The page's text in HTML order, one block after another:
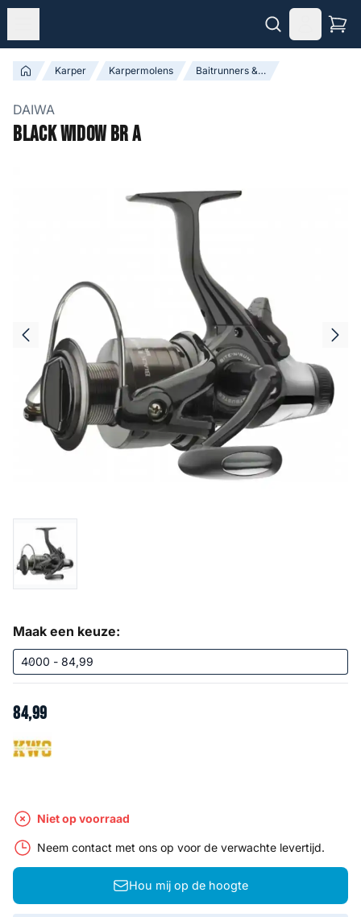
Karper Karpermolens Baitrunners & Vrijloopmolens
DAIWA
Black Widow BR A
Maak een keuze:
84,99
Niet op voorraad
Neem contact met ons op voor de verwachte levertijd.
Hou mij op de hoogte